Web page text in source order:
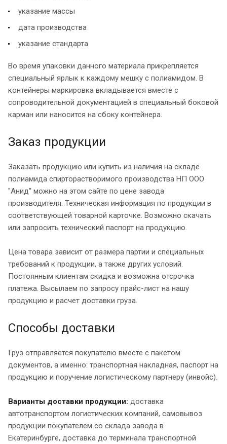
указание массы
дата производства
указание стандарта
Во время упаковки данного материала прикрепляется
специальный ярлык к каждому мешку с полиамидом. В
контейнеры маркировка вкладывается вместе с
сопроводительной документацией в специальный боковой
карман или наносится на сбоку контейнера.
Заказ продукции
Заказать продукцию или купить из наличия на складе
полиамида спирторастворимого производства НП ООО
"Анид" можно на этом сайте по цене завода
производителя. Техническая информация по продукции в
соответствующей товарной карточке. Возможно скачать
или запросить технический паспорт на продукцию.
Цена товара зависит от размера партии и специальных
требований к продукции, а также других условий.
Постоянным клиентам скидка и возможна отсрочка
платежа. Высылаем по запросу прайс-лист на нашу
продукцию и расчет доставки груза.
Способы доставки
Груз отправляется покупателю вместе с пакетом
документов, а именно: транспортная накладная, паспорт на
продукцию и поручение логистическому партнеру (инвойс).
Варианты доставки продукции: доставка
автотранспортом логистических компаний, самовывоз
продукции покупателем со склада завода в
Екатеринбурге, доставка до терминала транспортной